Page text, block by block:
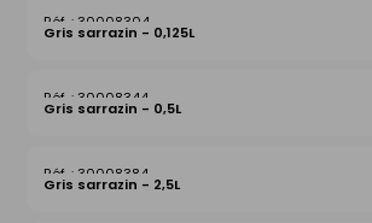
30008304
Gris sarrazin - 0,125L
30008344
Gris sarrazin - 0,5L
30008384
Gris sarrazin - 2,5L